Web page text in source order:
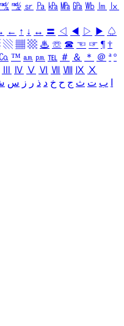
㎮ ㎯ ㏛ ㎩ ㎪ ㎫ ㎬ ㏝ ㏐
㏓
← ↑ ↓ ↔ 〓 ◁ ◀ ▷ ▶ ♤
▧ ▦ ▩ ♨ ☏ ☎ ☜ ☞ ¶ †
㏇ ™ ㏂ ㏘ ℡ ＃ ＆ ＊ ＠ ª º
Ⅳ Ⅴ Ⅵ Ⅶ Ⅷ Ⅸ Ⅹ
ب ت ث ج ح خ د ذ ر ز س